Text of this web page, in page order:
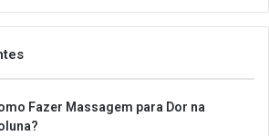
Fazer Massagem para Dor na